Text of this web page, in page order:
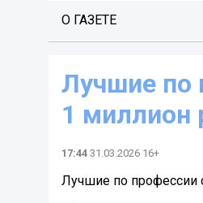
О ГАЗЕТЕ
Лучшие по
1 миллион
17:44 31.03.2026 16+
Лучшие по профессии